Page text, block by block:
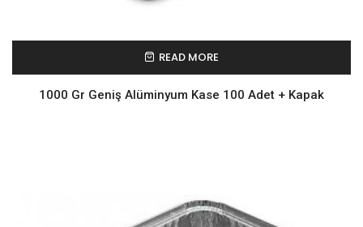
READ MORE
1000 Gr Geniş Alüminyum Kase 100 Adet + Kapak